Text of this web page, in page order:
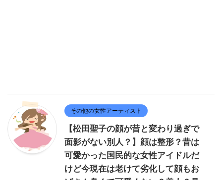
その他の女性アーティスト
【松田聖子の顔が昔と変わり過ぎで
面影がない別人？】顔は整形？昔は
可愛かった国民的な女性アイドルだ
けど今現在は老けて劣化して顔もお